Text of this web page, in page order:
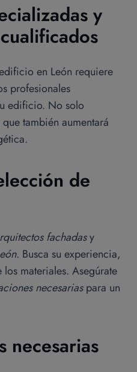
y
en León requiere
profesionales
edificio. No solo
también aumentará
de
fachadasy
. Busca su experiencia,
materiales. Asegúrate
necesariaspara un
necesarias